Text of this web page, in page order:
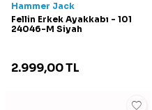
Hammer Jack
Fellin Erkek Ayakkabı - 101
24046-M Siyah
2.999,00TL